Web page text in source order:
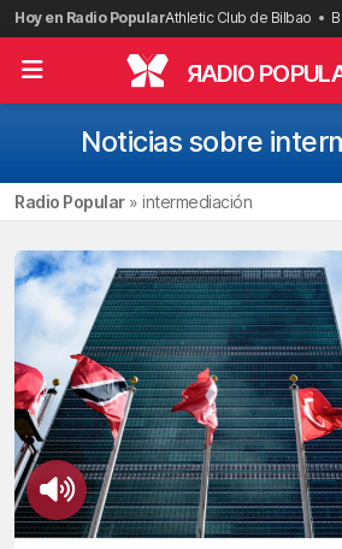
Saltar
al
contenido
Hoy en Radio PopularAthletic Club de Bilbao
RADIO
Noticias sobre
Radio Popular» intermediación